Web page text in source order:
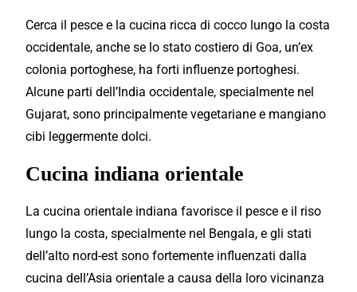
Cerca il pesce e la cucina ricca di cocco lungo la costa
occidentale, anche se lo stato costiero di Goa, un’ex
colonia portoghese, ha forti influenze portoghesi.
Alcune parti dell’India occidentale, specialmente nel
Gujarat, sono principalmente vegetariane e mangiano
cibi leggermente dolci.
Cucina indiana orientale
La cucina orientale indiana favorisce il pesce e il riso
lungo la costa, specialmente nel Bengala, e gli stati
dell’alto nord-est sono fortemente influenzati dalla
cucina dell’Asia orientale a causa della loro vicinanza